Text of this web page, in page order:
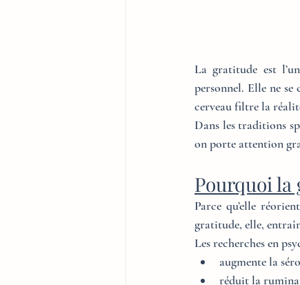
La gratitude est
personnel. Elle ne
cerveau filtre la
Dans les traditions
on porte attention
Pourquoi
Parce qu’elle
gratitude, elle,
Les recherches en
augmente la
réduit la